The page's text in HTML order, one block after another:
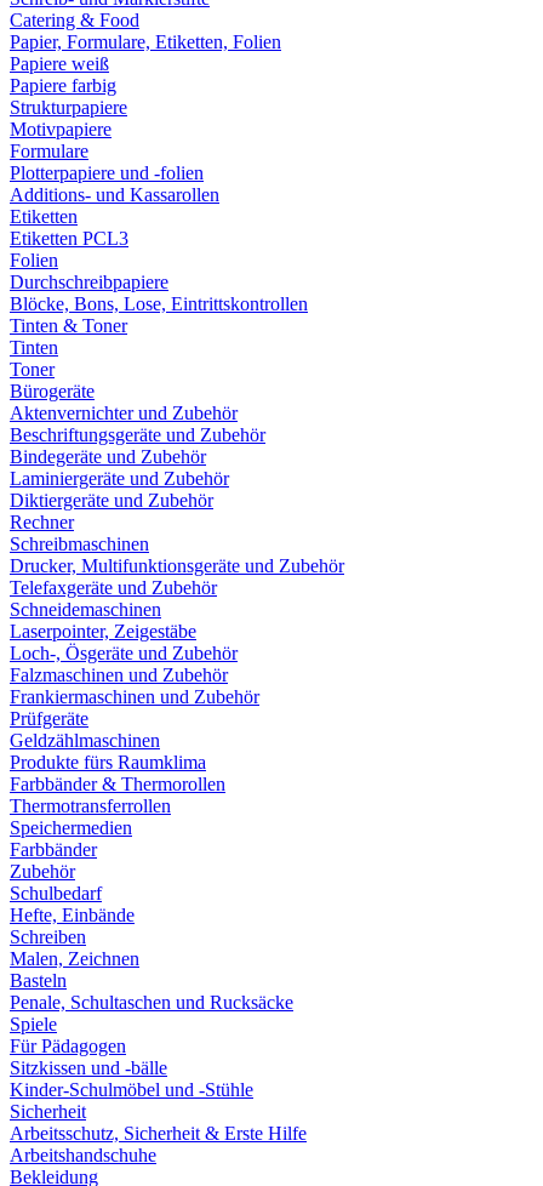
Catering & Food
Papier, Formulare, Etiketten, Folien
Papiere weiß
Papiere farbig
Strukturpapiere
Motivpapiere
Formulare
Plotterpapiere und -folien
Additions- und Kassarollen
Etiketten
Etiketten PCL3
Folien
Durchschreibpapiere
Blöcke, Bons, Lose, Eintrittskontrollen
Tinten & Toner
Tinten
Toner
Bürogeräte
Aktenvernichter und Zubehör
Beschriftungsgeräte und Zubehör
Bindegeräte und Zubehör
Laminiergeräte und Zubehör
Diktiergeräte und Zubehör
Rechner
Schreibmaschinen
Drucker, Multifunktionsgeräte und Zubehör
Telefaxgeräte und Zubehör
Schneidemaschinen
Laserpointer, Zeigestäbe
Loch-, Ösgeräte und Zubehör
Falzmaschinen und Zubehör
Frankiermaschinen und Zubehör
Prüfgeräte
Geldzählmaschinen
Produkte fürs Raumklima
Farbbänder & Thermorollen
Thermotransferrollen
Speichermedien
Farbbänder
Zubehör
Schulbedarf
Hefte, Einbände
Schreiben
Malen, Zeichnen
Basteln
Penale, Schultaschen und Rucksäcke
Spiele
Für Pädagogen
Sitzkissen und -bälle
Kinder-Schulmöbel und -Stühle
Sicherheit
Arbeitsschutz, Sicherheit & Erste Hilfe
Arbeitshandschuhe
Bekleidung